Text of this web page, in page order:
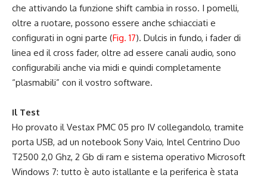
che attivando la funzione shift cambia in rosso. I pomelli,
oltre a ruotare, possono essere anche schiacciati e
configurati in ogni parte (Fig. 17). Dulcis in fundo, i fader di
linea ed il cross fader, oltre ad essere canali audio, sono
configurabili anche via midi e quindi completamente
“plasmabili” con il vostro software.
Il Test
Ho provato il Vestax PMC 05 pro IV collegandolo, tramite
porta USB, ad un notebook Sony Vaio, Intel Centrino Duo
T2500 2,0 Ghz, 2 Gb di ram e sistema operativo Microsoft
Windows 7: tutto è auto istallante e la periferica è stata